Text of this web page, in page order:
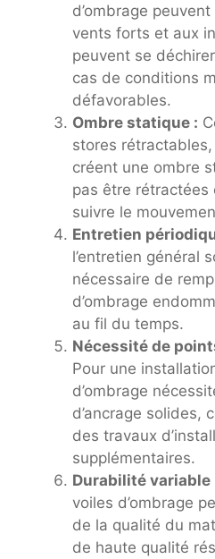
d’ombrage
vents forts et aux
peuvent se
cas de conditions
défavorables.
Ombre statique :
stores rétractables,
créent une ombre
pas être rétractées
suivre le
Entretien
l’entretien général
nécessaire de
d’ombrage
au fil du temps.
Nécessité de
Pour une
d’ombrage
d’ancrage solides,
des travaux
supplémentaires.
Durabilité variable
voiles d’ombrage
de la qualité du
de haute qualité